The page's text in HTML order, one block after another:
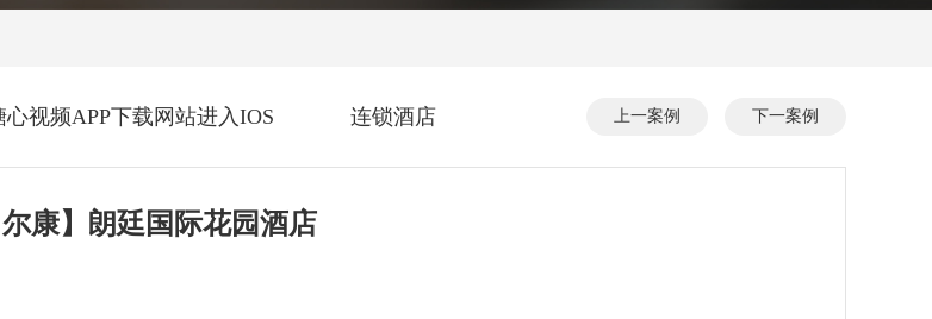
心视频APP下载网站进入IOS 连锁酒店 上一案例 下一案例
尔康】朗廷国际花园酒店